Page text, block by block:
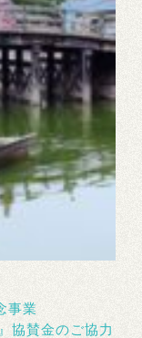
事業
協賛金のご協力